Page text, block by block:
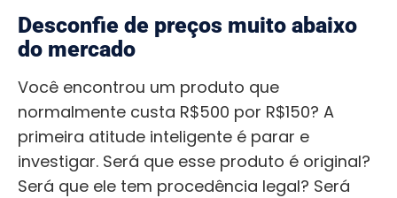
Desconfie de preços muito abaixo
do mercado
Você encontrou um produto que
normalmente custa R$500 por R$150? A
primeira atitude inteligente é parar e
investigar. Será que esse produto é original?
Será que ele tem procedência legal? Será